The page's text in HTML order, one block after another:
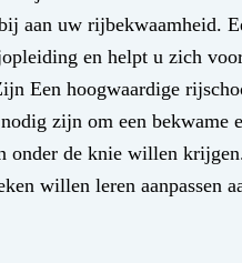
aan uw rijbekwaamheid.
en helpt u zich
Een hoogwaardige
zijn om een bekwame
onder de knie willen
willen leren aanpassen